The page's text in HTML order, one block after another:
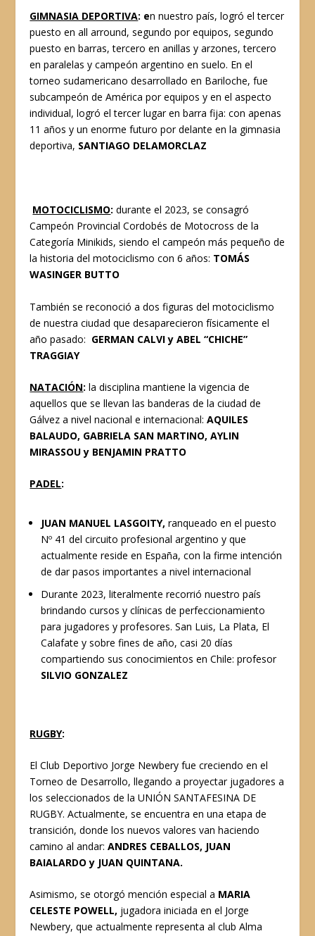
GIMNASIA DEPORTIVA: en nuestro país, logró el tercer
puesto en all arround, segundo por equipos, segundo
puesto en barras, tercero en anillas y arzones, tercero
en paralelas y campeón argentino en suelo. En el
torneo sudamericano desarrollado en Bariloche, fue
subcampeón de América por equipos y en el aspecto
individual, logró el tercer lugar en barra fija: con apenas
11 años y un enorme futuro por delante en la gimnasia
deportiva, SANTIAGO DELAMORCLAZ
MOTOCICLISMO:durante el 2023, se consagró
Campeón Provincial Cordobés de Motocross de la
Categoría Minikids, siendo el campeón más pequeño de
la historia del motociclismo con 6 años: TOMÁS
WASINGER BUTTO
También se reconoció a dos figuras del motociclismo
de nuestra ciudad que desaparecieron físicamente el
año pasado: GERMAN CALVI y ABEL “CHICHE”
TRAGGIAY
NATACIÓN:la disciplina mantiene la vigencia de
aquellos que se llevan las banderas de la ciudad de
Gálvez a nivel nacional e internacional:AQUILES
BALAUDO, GABRIELA SAN MARTINO, AYLIN
MIRASSOU y BENJAMIN PRATTO
PADEL:
JUAN MANUEL LASGOITY,ranqueado en el puesto
Nº 41 del circuito profesional argentino y que
actualmente reside en España, con la firme intención
de dar pasos importantes a nivel internacional
Durante 2023, literalmente recorrió nuestro país
brindando cursos y clínicas de perfeccionamiento
para jugadores y profesores. San Luis, La Plata, El
Calafate y sobre fines de año, casi 20 días
compartiendo sus conocimientos en Chile: profesor
SILVIO GONZALEZ
RUGBY:
El Club Deportivo Jorge Newbery fue creciendo en el
Torneo de Desarrollo, llegando a proyectar jugadores a
los seleccionados de la UNIÓN SANTAFESINA DE
RUGBY. Actualmente, se encuentra en una etapa de
transición, donde los nuevos valores van haciendo
camino al andar:ANDRES CEBALLOS, JUAN
BAIALARDO y JUAN QUINTANA.
Asimismo, se otorgó mención especial a MARIA
CELESTE POWELL, jugadora iniciada en el Jorge
Newbery, que actualmente representa al club Alma